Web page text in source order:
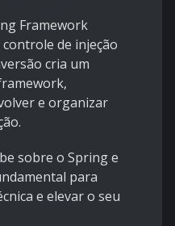
Framework
de injeção
cria um
e organizar
sobre o Spring e
para
e elevar o seu